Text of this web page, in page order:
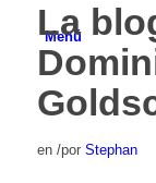
Menú
La
en /por Stephan